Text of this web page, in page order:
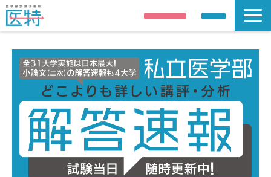
説明会申し込み 資料請求
解答速報
講師紹介
合格実績
医学部受験情報
コース案内
校舎 / 寮のご案内